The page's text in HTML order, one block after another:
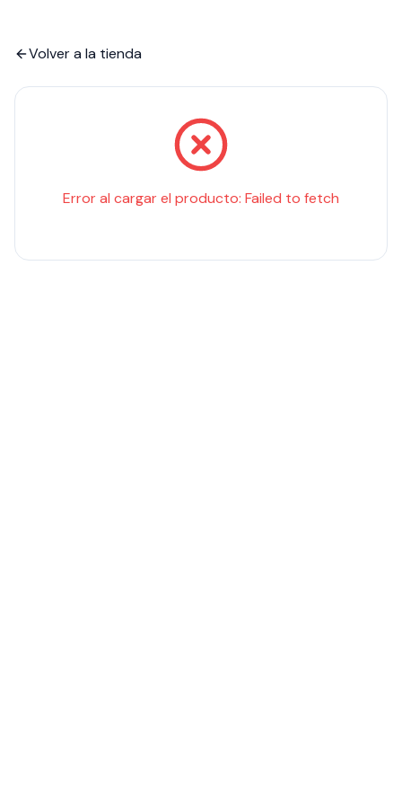
Volver a la tienda
Error al cargar el producto: Failed to fetch